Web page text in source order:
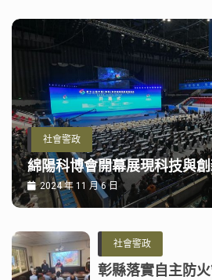
社會警政
綿陽科博會開幕展現科技與
2024 年 11 月 6 日
社會警政
彰縣落實自主防